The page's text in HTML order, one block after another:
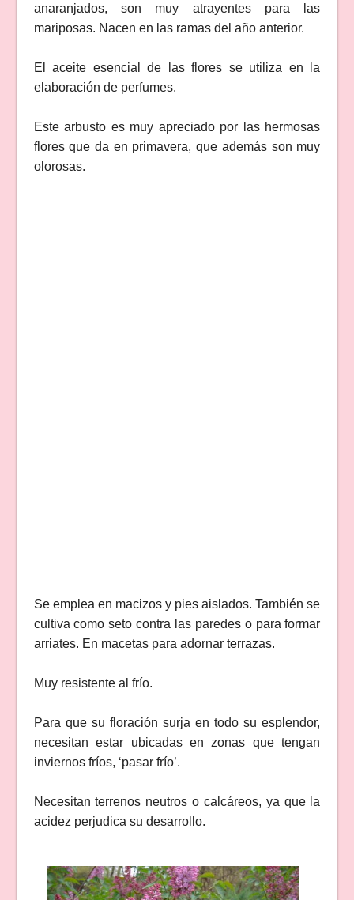
anaranjados, son muy atrayentes para las
mariposas. Nacen en las ramas del año anterior.
El aceite esencial de las flores se utiliza en la
elaboración de perfumes.
Este arbusto es muy apreciado por las hermosas
flores que da en primavera, que además son muy
olorosas.
Se emplea en macizos y pies aislados. También se
cultiva como seto contra las paredes o para formar
arriates. En macetas para adornar terrazas.
Muy resistente al frío.
Para que su floración surja en todo su esplendor,
necesitan estar ubicadas en zonas que tengan
inviernos fríos, ‘pasar frío’.
Necesitan terrenos neutros o calcáreos, ya que la
acidez perjudica su desarrollo.